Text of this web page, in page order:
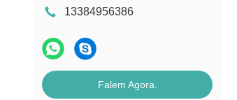
13384956386
Falem Agora.